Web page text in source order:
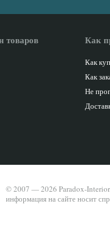
товаров Как
Как
Как
Не
© 2007 — 2026 Paradox-
информация на сайте носит